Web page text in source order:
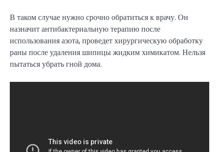
В таком случае нужно срочно обратиться к врачу. Он
назначит антибактериальную терапию после
использования азота, проведет хирургическую обработку
раны после удаления шипицы жидким химикатом. Нельзя
пытаться убрать гной дома.